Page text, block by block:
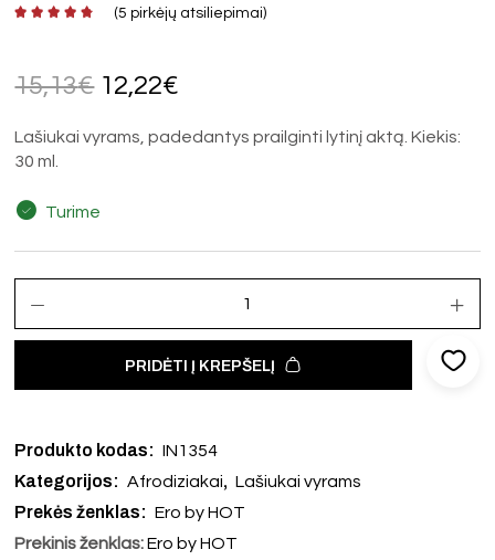
(5 pirkėjų atsiliepimai)
15,13€ 12,22€
Lašiukai vyrams, padedantys prailginti lytinį aktą. Kiekis:
30 ml.
Turime
PRIDĖTI Į KREPŠELĮ
Produkto kodas: IN1354
Kategorijos: Afrodiziakai, Lašiukai vyrams
Prekės ženklas: Ero by HOT
Prekinis ženklas: Ero by HOT